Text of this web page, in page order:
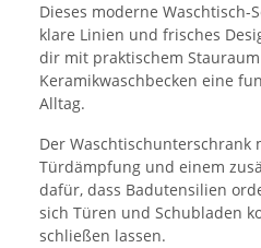
Dieses moderne
klare Linien und frisches
dir mit praktischem
Keramikwaschbecken eine
Alltag.
Der
Türdämpfung und einem
dafür, dass Badutensilien
sich Türen und Schubladen
schließen lassen.